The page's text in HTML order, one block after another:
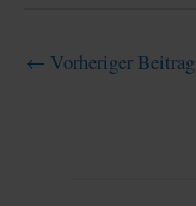
← Vorheriger Beitrag